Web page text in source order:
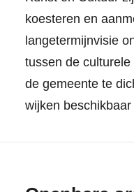
koesteren en
langetermijnvisie
tussen de
de gemeente te
wijken